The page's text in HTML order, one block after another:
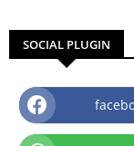
SOCIAL PLUGIN